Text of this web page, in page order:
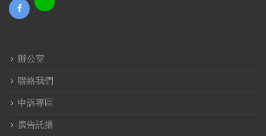
辦公室
聯絡我們
申訴專區
廣告託播